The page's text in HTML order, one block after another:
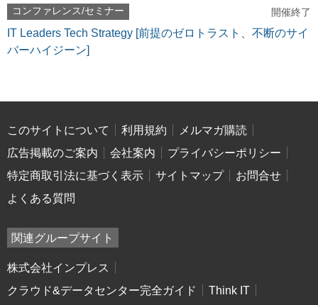
コンファレンス/セミナー 開催終了
IT Leaders Tech Strategy [前提のゼロトラスト、不断のサイ
バーハイジーン]
このサイトについて 利用規約
メルマガ購読
広告掲載のご案内
会社案内
プライバシーポリシー
特定商取引法に基づく表示
サイトマップ
お問合せ
よくある質問
関連グループサイト
株式会社インプレス
クラウド&データセンター完全ガイド
Think IT